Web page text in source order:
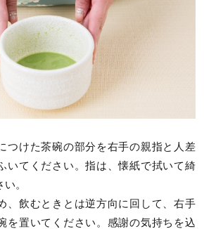
つけた茶碗の部分を右手の親指と人差
いてください。指は、懐紙で拭いて綺
。
、飲むときとは逆方向に回して、右手
を置いてください。感謝の気持ちを込